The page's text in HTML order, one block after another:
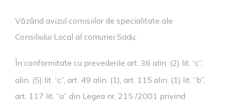
Văzând avizul comisiilor de specialitate ale
Consiliului Local al comunei Sadu;
În conformitate cu prevederile art. 36 alin. (2) lit. “c”,
alin. (5) lit. “c”, art. 49 alin. (1), art. 115 alin. (1) lit. “b”,
art. 117 lit. “a” din Legea nr. 215 /2001 privind